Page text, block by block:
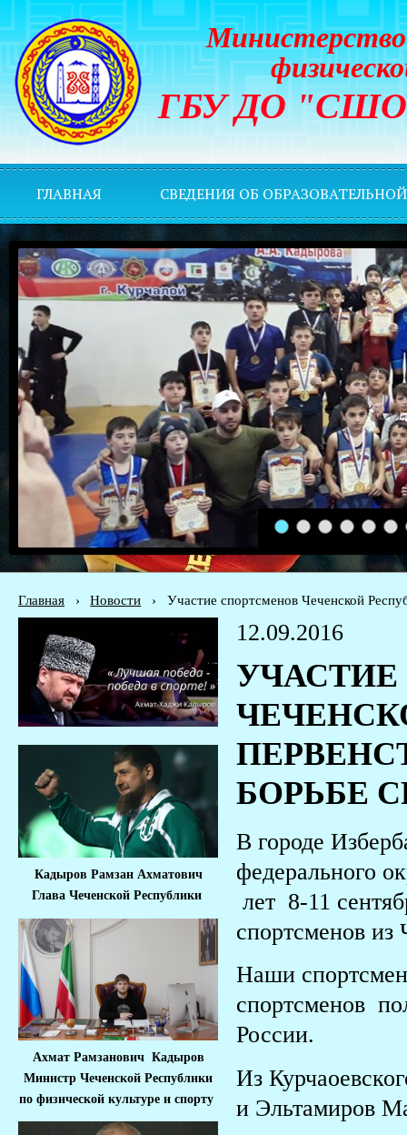
Министерство
ГБУ ДО "СШОР
ГЛАВНАЯ СВЕДЕНИЯ ОБ
1 2 3 4 5 6
Главная › Новости › Участие спортсменов Чеченской
Кадыров Рамзан Ахматович
Глава Чеченской Республики
Ахмат Рамзанович Кадыров
Министр Чеченской Республики
по физической культуре и спорту
12.09.2016
БОРЬБЕ
В городе
федерального
лет 8-11
спортсменов из
Наши
спортсменов
России.
Из
и Эльтамиров